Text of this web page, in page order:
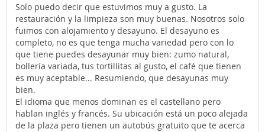
Solo puedo decir que estuvimos muy a gusto. La
restauración y la limpieza son muy buenas. Nosotros solo
fuimos con alojamiento y desayuno. El desayuno es
completo, no es que tenga mucha variedad pero con lo
que tiene puedes desayunar muy bien: zumo natural,
bollería variada, tus tortillitas al gusto, el café que tienen
es muy aceptable... Resumiendo, que desayunas muy
bien.
El idioma que menos dominan es el castellano pero
hablan inglés y francés. Su ubicación está un poco alejada
de la plaza pero tienen un autobús gratuito que te acerca